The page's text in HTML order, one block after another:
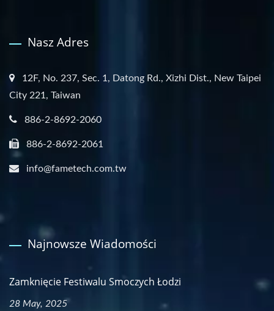
Nasz Adres
12F, No. 237, Sec. 1, Datong Rd., Xizhi Dist., New Taipei
City 221, Taiwan
886-2-8692-2060
886-2-8692-2061
info@fametech.com.tw
Najnowsze Wiadomości
Zamknięcie Festiwalu Smoczych Łodzi
28 May, 2025